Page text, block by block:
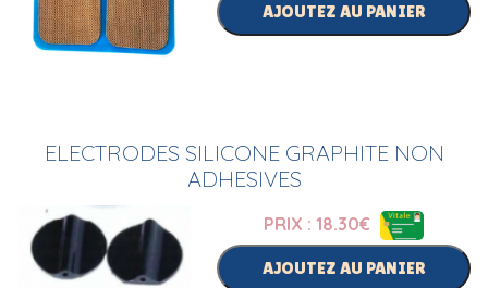
AJOUTEZ AU PANIER
ELECTRODES SILICONE GRAPHITE NON
ADHESIVES
PRIX : 18.30€
AJOUTEZ AU PANIER